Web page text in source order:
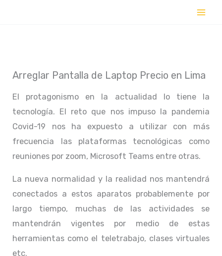
Arreglar Pantalla de Laptop Precio en Lima
El protagonismo en la actualidad lo tiene la
tecnología. El reto que nos impuso la pandemia
Covid-19 nos ha expuesto a utilizar con más
frecuencia las plataformas tecnológicas como
reuniones por zoom, Microsoft Teams entre otras.
La nueva normalidad y la realidad nos mantendrá
conectados a estos aparatos probablemente por
largo tiempo, muchas de las actividades se
mantendrán vigentes por medio de estas
herramientas como el teletrabajo, clases virtuales
etc.